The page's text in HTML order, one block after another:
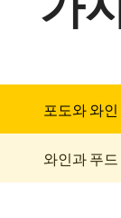
포도와 와인
와인과 푸드